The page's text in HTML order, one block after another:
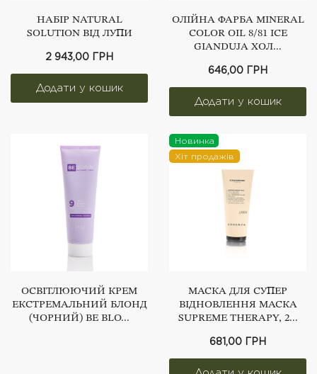
НАБІР NATURAL
SOLUTION ВІД ЛУПИ
2 943,00 ГРН
ОЛІЙНА ФАРБА MINERAL
COLOR OIL 8/81 ICE
GIANDUJA ХОЛ...
646,00 ГРН
ОСВІТЛЮЮЧИЙ КРЕМ
ЕКСТРЕМАЛЬНИЙ БЛОНД
(ЧОРНИЙ) BE BLO...
Новинка
Хіт продажів
МАСКА ДЛЯ СУПЕР
ВІДНОВЛЕННЯ МАСКА
SUPREME THERAPY, 2...
681,00 ГРН